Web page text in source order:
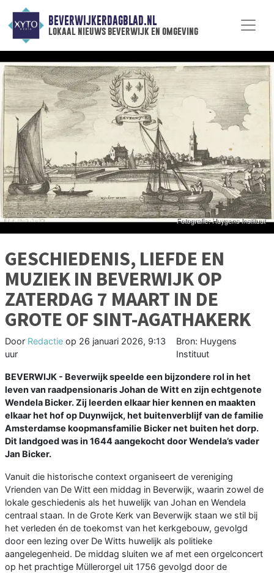
BEVERWIJKERDAGBLAD.NL
lokaal nieuws beverwijk en omgeving
GESCHIEDENIS, LIEFDE EN
MUZIEK IN BEVERWIJK OP
ZATERDAG 7 MAART IN DE
GROTE OF SINT-AGATHAKERK
Door Redactie op 26 januari 2026, 9:13
uur
Bron: Huygens
Instituut
BEVERWIJK - Beverwijk speelde een bijzondere rol in het
leven van raadpensionaris Johan de Witt en zijn echtgenote
Wendela Bicker. Zij leerden elkaar hier kennen en maakten
elkaar het hof op Duynwijck, het buitenverblijf van de familie
Amsterdamse koopmansfamilie Bicker net buiten het dorp.
Dit landgoed was in 1644 aangekocht door Wendela’s vader
Jan Bicker.
Vanuit die historische context organiseert de vereniging
Vrienden van De Witt een middag in Beverwijk, waarin zowel de
lokale geschiedenis als het huwelijk van Johan en Wendela
centraal staan. In de Grote Kerk van Beverwijk staan we stil bij
het verleden én de toekomst van het kerkgebouw, gevolgd
door een lezing over De Witts huwelijk als politieke
aangelegenheid. De middag sluiten we af met een orgelconcert
op het prachtige Müllerorgel uit 1756 gevolgd door de